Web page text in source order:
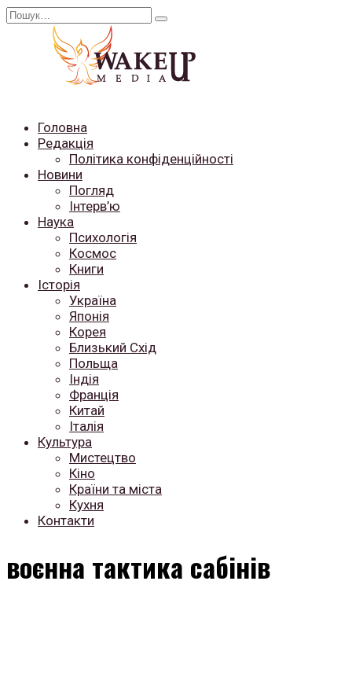
Перейти
Search
Головна
Редакція
Політика конфіденційності
Новини
Погляд
Інтерв’ю
Наука
Психологія
Космос
Книги
Історія
Україна
Японія
Корея
Близький Схід
Польща
Індія
Франція
Китай
Італія
Культура
Мистецтво
Кіно
Країни та міста
Кухня
Контакти
воєнна тактика сабінів